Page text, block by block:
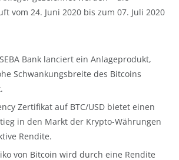
vom 24. Juni 2020 bis zum 07. Juli 2020
Bank lanciert ein Anlageprodukt,
Schwankungsbreite des Bitcoins
Zertifikat auf BTC/USD bietet einen
in den Markt der Krypto-Währungen
Rendite.
von Bitcoin wird durch eine Rendite